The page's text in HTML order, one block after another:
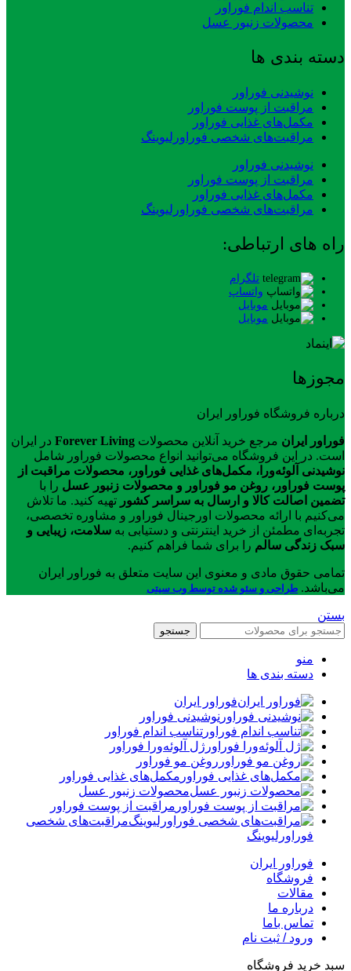
تناسب اندام فوراور
محصولات زنبور عسل
دسته بندی ها
نوشیدنی فوراور
مراقبت از پوست فوراور
مکمل‌های غذایی فوراور
مراقبت‌های شخصی فوراورلیوینگ
نوشیدنی فوراور
مراقبت از پوست فوراور
مکمل‌های غذایی فوراور
مراقبت‌های شخصی فوراورلیوینگ
راه های ارتباطی:
تلگرام
واتساپ
موبایل
موبایل
مجوزها
درباره فروشگاه فوراور ایران
فوراور ایران مرجع خرید آنلاین محصولات Forever Living در ایران
است. در این فروشگاه می‌توانید انواع محصولات فوراور شامل
نوشیدنی آلوئه‌ورا، مکمل‌های غذایی فوراور، محصولات مراقبت از
پوست فوراور، روغن مو فوراور و محصولات زنبور عسل را با
تضمین اصالت کالا و ارسال به سراسر کشور تهیه کنید. ما تلاش
می‌کنیم با ارائه محصولات اورجینال فوراور و مشاوره تخصصی،
تجربه‌ای مطمئن از خرید اینترنتی و دستیابی به سلامت، زیبایی و
سبک زندگی سالم را برای شما فراهم کنیم.
تمامی حقوق مادی و معنوی این سایت متعلق به فوراور ایران
می‌باشد. طراحی و سئو شده توسط وب سیتی
بستن
جستجو
منو
دسته بندی ها
فوراور ایران
نوشیدنی فوراور
تناسب اندام فوراور
ژل آلوئه‌ورا فوراور
روغن مو فوراور
مکمل‌های غذایی فوراور
محصولات زنبور عسل
مراقبت از پوست فوراور
مراقبت‌های شخصی
فوراورلیوینگ
فوراور ایران
فروشگاه
مقالات
درباره ما
تماس باما
ورود / ثبت نام
سبد خرید فروشگاه